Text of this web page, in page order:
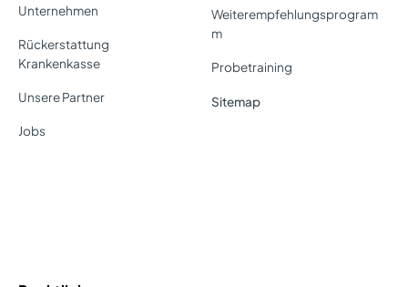
Unternehmen
Rückerstattung
Krankenkasse
Unsere Partner
Jobs
Weiterempfehlungsprogram
m
Probetraining
Sitemap